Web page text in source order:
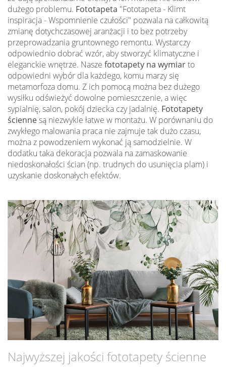
dużego problemu. Fototapeta "Fototapeta - Klimt
inspiracja - Wspomnienie czułości" pozwala na całkowitą
zmianę dotychczasowej aranżacji i to bez potrzeby
przeprowadzania gruntownego remontu. Wystarczy
odpowiednio dobrać wzór, aby stworzyć klimatyczne i
eleganckie wnętrze. Nasze fototapety na wymiarto
odpowiedni wybór dla każdego, komu marzy się
metamorfoza domu. Z ich pomocą można bez dużego
wysiłku odświeżyć dowolne pomieszczenie, a więc
sypialnię, salon, pokój dziecka czy jadalnię. Fototapety
ściennesą niezwykle łatwe w montażu. W porównaniu do
zwykłego malowania praca nie zajmuje tak dużo czasu,
można z powodzeniem wykonać ją samodzielnie. W
dodatku taka dekoracja pozwala na zamaskowanie
niedoskonałości ścian (np. trudnych do usunięcia plam) i
uzyskanie doskonałych efektów.
Najwyższej jakości fototapety ścienne